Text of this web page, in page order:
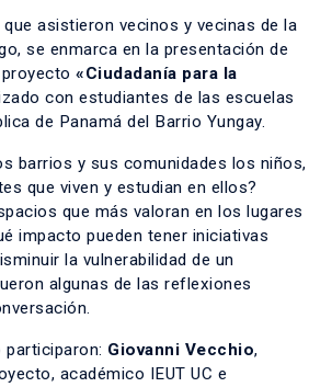
asistieron vecinos y vecinas de la
se enmarca en la presentación de
«Ciudadanía para la
con estudiantes de las escuelas
de Panamá del Barrio Yungay.
barrios y sus comunidades los niños,
que viven y estudian en ellos?
que más valoran en los lugares
impacto pueden tener iniciativas
la vulnerabilidad de un
algunas de las reflexiones
participaron: Giovanni Vecchio,
académico IEUT UC e